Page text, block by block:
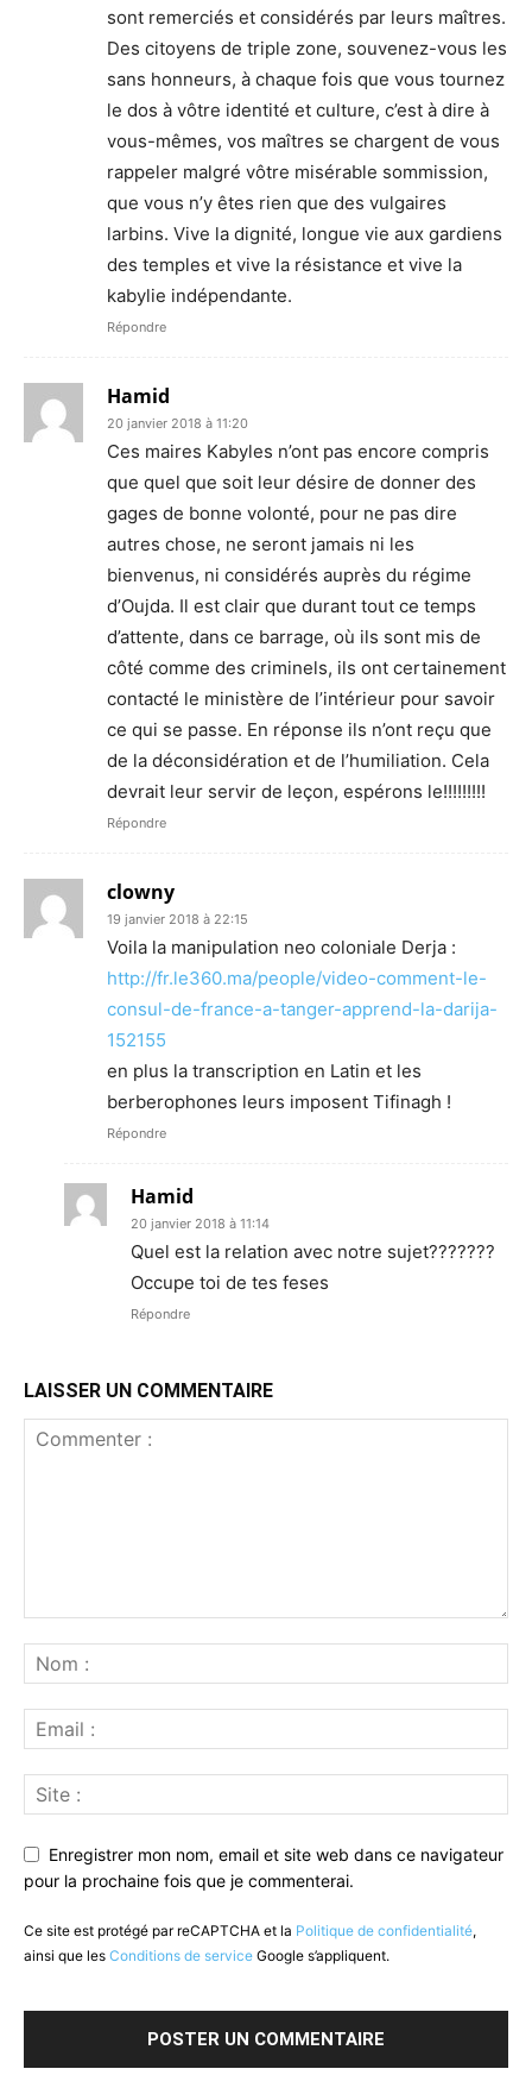
sont remerciés et considérés par leurs maîtres.
Des citoyens de triple zone, souvenez-vous les
sans honneurs, à chaque fois que vous tournez
le dos à vôtre identité et culture, c’est à dire à
vous-mêmes, vos maîtres se chargent de vous
rappeler malgré vôtre misérable sommission,
que vous n’y êtes rien que des vulgaires
larbins. Vive la dignité, longue vie aux gardiens
des temples et vive la résistance et vive la
kabylie indépendante.
Répondre
Hamid
20 janvier 2018 à 11:20
Ces maires Kabyles n’ont pas encore compris
que quel que soit leur désire de donner des
gages de bonne volonté, pour ne pas dire
autres chose, ne seront jamais ni les
bienvenus, ni considérés auprès du régime
d’Oujda. Il est clair que durant tout ce temps
d’attente, dans ce barrage, où ils sont mis de
côté comme des criminels, ils ont certainement
contacté le ministère de l’intérieur pour savoir
ce qui se passe. En réponse ils n’ont reçu que
de la déconsidération et de l’humiliation. Cela
devrait leur servir de leçon, espérons le!!!!!!!!!
Répondre
clowny
19 janvier 2018 à 22:15
Voila la manipulation neo coloniale Derja :
http://fr.le360.ma/people/video-comment-le-
consul-de-france-a-tanger-apprend-la-darija-
152155
en plus la transcription en Latin et les
berberophones leurs imposent Tifinagh !
Répondre
Hamid
20 janvier 2018 à 11:14
Quel est la relation avec notre sujet???????
Occupe toi de tes feses
Répondre
LAISSER UN COMMENTAIRE
Enregistrer mon nom, email et site web dans ce navigateur
pour la prochaine fois que je commenterai.
Ce site est protégé par reCAPTCHA et la Politique de confidentialité,
ainsi que les Conditions de service Google s’appliquent.